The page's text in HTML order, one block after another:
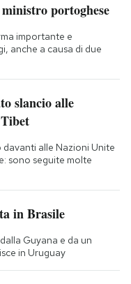
portoghese
importante e
anche a causa di due
slancio alle
alle Nazioni Unite
sono seguite molte
in Brasile
Guyana e da un
in Uruguay